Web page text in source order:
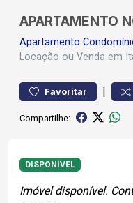
APARTAMENTO
Apartamento
Locação ou Venda em
Favoritar |
Compartilhe:
DISPONÍVEL
Imóvel disponível.